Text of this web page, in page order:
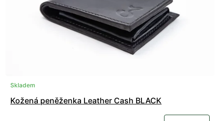
Skladem
Kožená peněženka Leather Cash BLACK